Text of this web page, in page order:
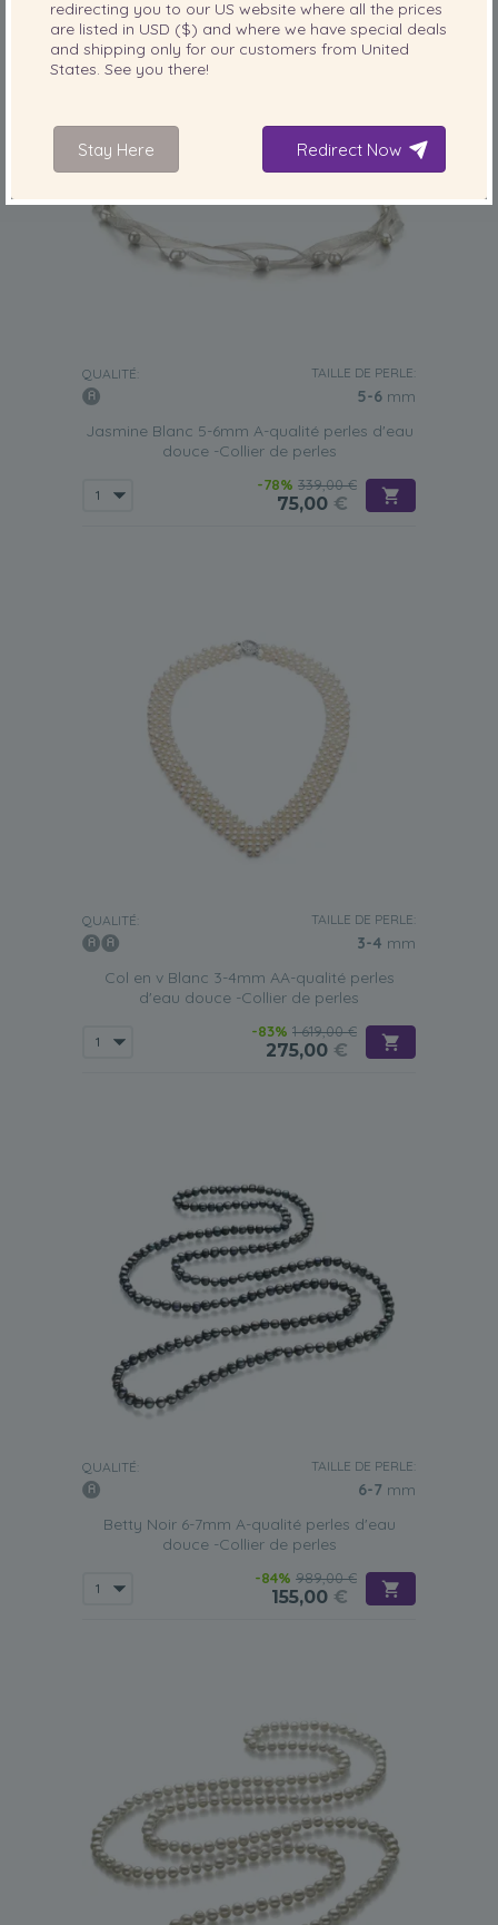
QUALITÉ: TAILLE DE PERLE:
5-6 mm
Jasmine Blanc 5-6mm A-qualité perles d'eau
douce -Collier de perles
-78% 339,00 €
75,00 €
QUALITÉ: TAILLE DE PERLE:
3-4 mm
Col en v Blanc 3-4mm AA-qualité perles
d'eau douce -Collier de perles
-83% 1 619,00 €
275,00 €
QUALITÉ: TAILLE DE PERLE:
6-7 mm
Betty Noir 6-7mm A-qualité perles d'eau
douce -Collier de perles
-84% 989,00 €
155,00 €
redirecting you to our US website where all the prices
are listed in USD ($) and where we have special deals
and shipping only for our customers from United
States. See you there!
Stay Here Redirect Now